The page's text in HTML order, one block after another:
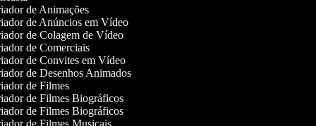
de Animações
de Anúncios em Vídeo
de Colagem de Vídeo
de Comerciais
de Convites em Vídeo
de Desenhos Animados
de Filmes
de Filmes Biográficos
de Filmes Biográficos